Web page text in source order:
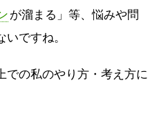
が溜まる」等、悩みや問
ですね。
での私のやり方・考え方に